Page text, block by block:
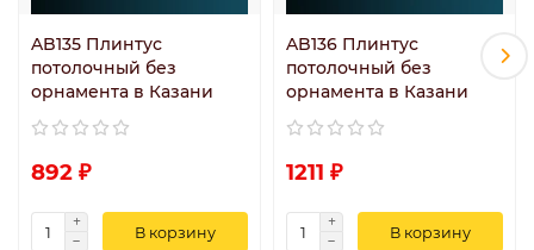
AB135 Плинтус
потолочный без
орнамента в Казани
892 ₽
В корзину
AB136 Плинтус
потолочный без
орнамента в Казани
1211 ₽
В корзину